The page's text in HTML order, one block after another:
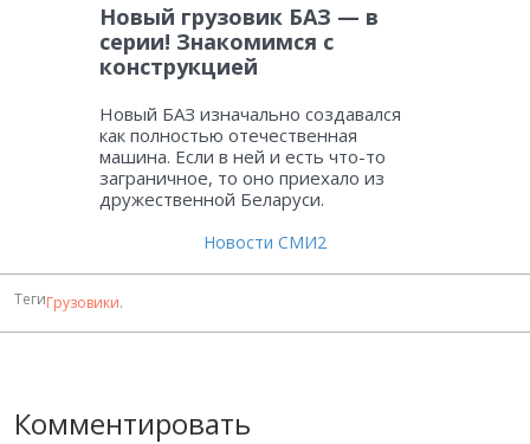
Новый грузовик БАЗ — в
серии! Знакомимся с
конструкцией
Новый БАЗ изначально создавался
как полностью отечественная
машина. Если в ней и есть что-то
заграничное, то оно приехало из
дружественной Беларуси.
Новости СМИ2
ТегиГрузовики.
Комментировать